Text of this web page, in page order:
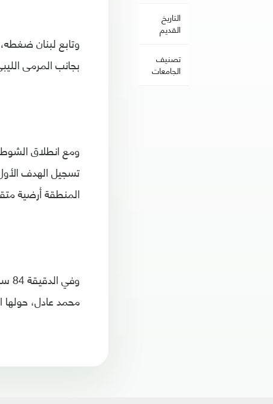
التاريخ
القديم
تصنيف
الجامعات
بجانب المرمى
ومع انطلاق
المنطقة أرضية
محمد عادل، حولها